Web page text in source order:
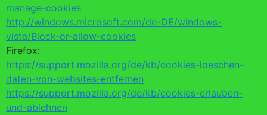
manage-cookies
http://windows.microsoft.com/de-DE/windows-
vista/Block-or-allow-cookies
Firefox:
https://support.mozilla.org/de/kb/cookies-loeschen-
daten-von-websites-entfernen
https://support.mozilla.org/de/kb/cookies-erlauben-
und-ablehnen